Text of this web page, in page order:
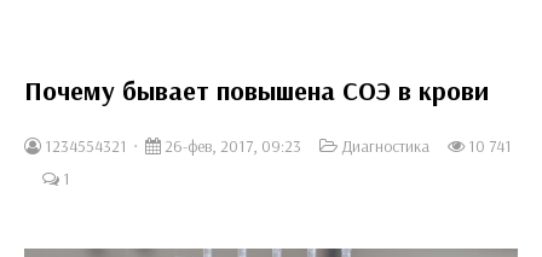
Почему бывает повышена СОЭ в крови
1234554321 26-фев, 2017, 09:23 Диагностика
10 741
1